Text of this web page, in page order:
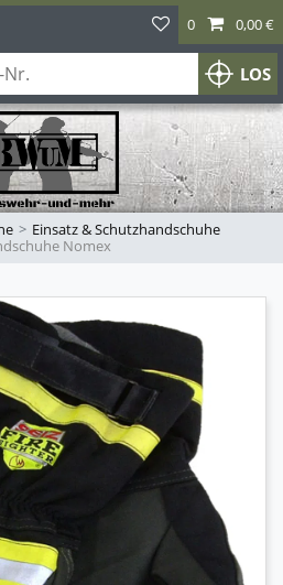
LOS
0 0,00 €
Einsatz & Schutzhandschuhe
Nomex